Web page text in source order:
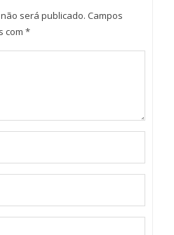
será publicado. Campos
com *